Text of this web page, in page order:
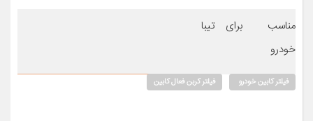
مناسب برای
خودرو
تیبا
فیلتر کابین خودرو فیلتر کربن فعال کابین